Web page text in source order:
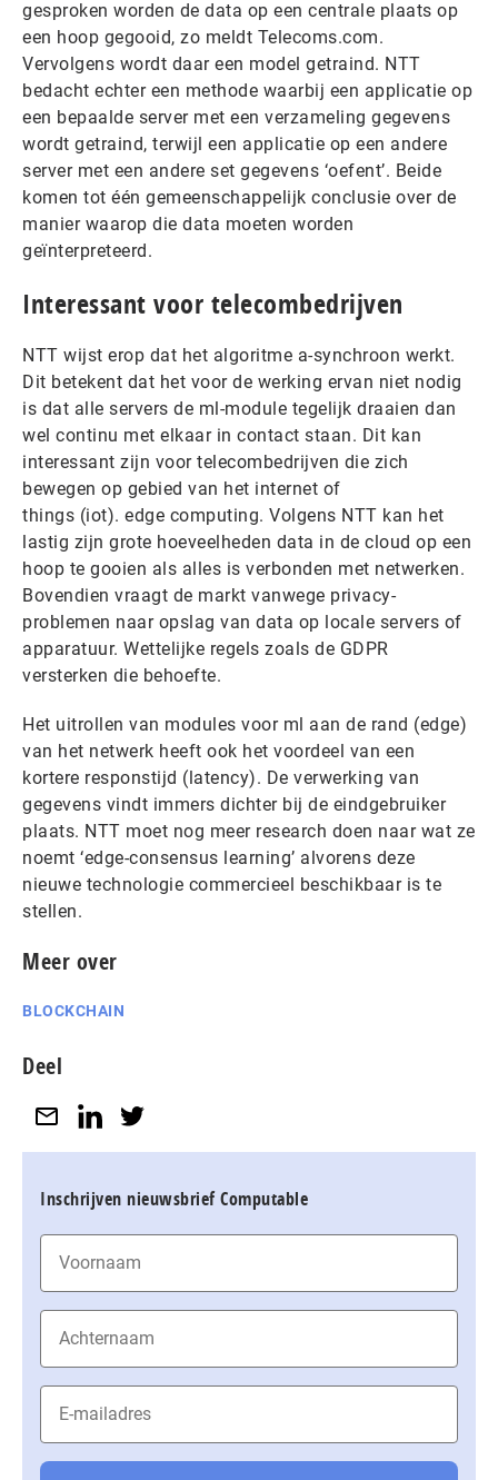
gesproken worden de data op een centrale plaats op
een hoop gegooid, zo meldt Telecoms.com.
Vervolgens wordt daar een model getraind. NTT
bedacht echter een methode waarbij een applicatie op
een bepaalde server met een verzameling gegevens
wordt getraind, terwijl een applicatie op een andere
server met een andere set gegevens ‘oefent’. Beide
komen tot één gemeenschappelijk conclusie over de
manier waarop die data moeten worden
geïnterpreteerd.
Interessant voor telecombedrijven
NTT wijst erop dat het algoritme a-synchroon werkt.
Dit betekent dat het voor de werking ervan niet nodig
is dat alle servers de ml-module tegelijk draaien dan
wel continu met elkaar in contact staan. Dit kan
interessant zijn voor telecombedrijven die zich
bewegen op gebied van het internet of
things (iot). edge computing. Volgens NTT kan het
lastig zijn grote hoeveelheden data in de cloud op een
hoop te gooien als alles is verbonden met netwerken.
Bovendien vraagt de markt vanwege privacy-
problemen naar opslag van data op locale servers of
apparatuur. Wettelijke regels zoals de GDPR
versterken die behoefte.
Het uitrollen van modules voor ml aan de rand (edge)
van het netwerk heeft ook het voordeel van een
kortere responstijd (latency). De verwerking van
gegevens vindt immers dichter bij de eindgebruiker
plaats. NTT moet nog meer research doen naar wat ze
noemt ‘edge-consensus learning’ alvorens deze
nieuwe technologie commercieel beschikbaar is te
stellen.
Meer over
BLOCKCHAIN
Deel
Inschrijven nieuwsbrief Computable